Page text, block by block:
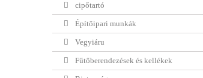
cipőtartó
Építőipari munkák
Vegyiáru
Fűtőberendezések és kellékek